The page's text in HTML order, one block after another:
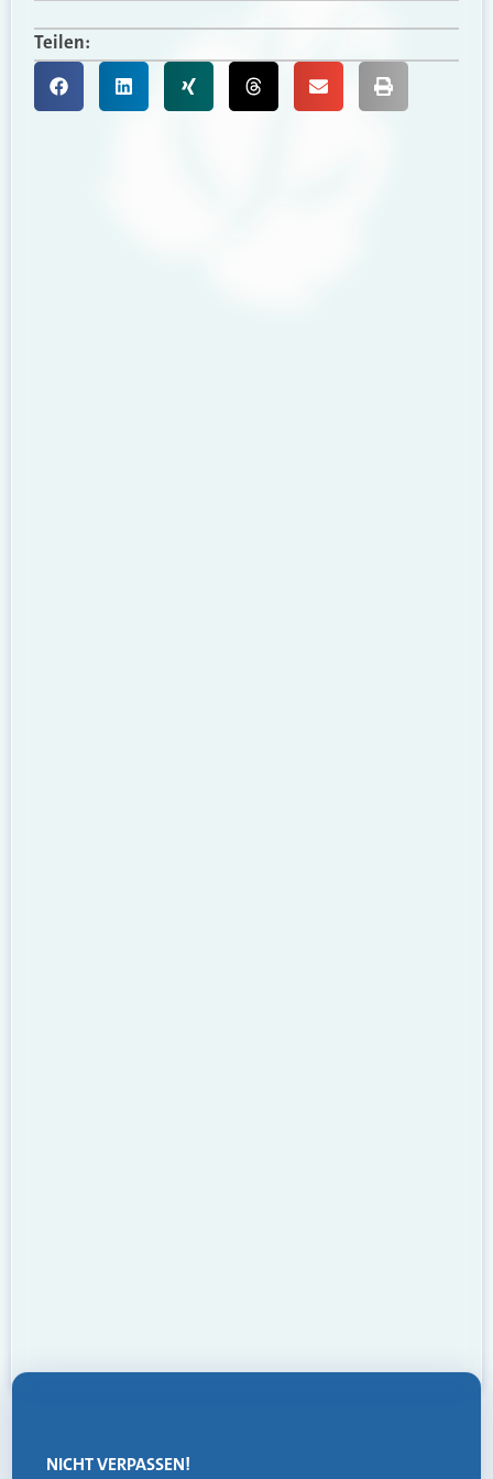
Teilen:
NICHT VERPASSEN!